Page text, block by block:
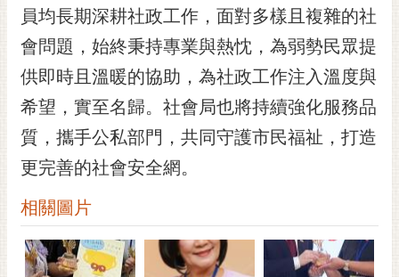
置員均長期深耕社政工作，面對多樣且複雜的社
會問題，始終秉持專業與熱忱，為弱勢民眾提
供即時且溫暖的協助，為社政工作注入溫度與
希望，實至名歸。社會局也將持續強化服務品
質，攜手公私部門，共同守護市民福祉，打造
更完善的社會安全網。
相關圖片